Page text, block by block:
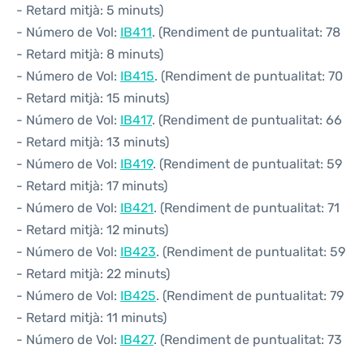
- Retard mitjà: 5 minuts)
- Número de Vol: IB411. (Rendiment de puntualitat: 78
- Retard mitjà: 8 minuts)
- Número de Vol: IB415. (Rendiment de puntualitat: 70
- Retard mitjà: 15 minuts)
- Número de Vol: IB417. (Rendiment de puntualitat: 66
- Retard mitjà: 13 minuts)
- Número de Vol: IB419. (Rendiment de puntualitat: 59
- Retard mitjà: 17 minuts)
- Número de Vol: IB421. (Rendiment de puntualitat: 71
- Retard mitjà: 12 minuts)
- Número de Vol: IB423. (Rendiment de puntualitat: 59
- Retard mitjà: 22 minuts)
- Número de Vol: IB425. (Rendiment de puntualitat: 79
- Retard mitjà: 11 minuts)
- Número de Vol: IB427. (Rendiment de puntualitat: 73